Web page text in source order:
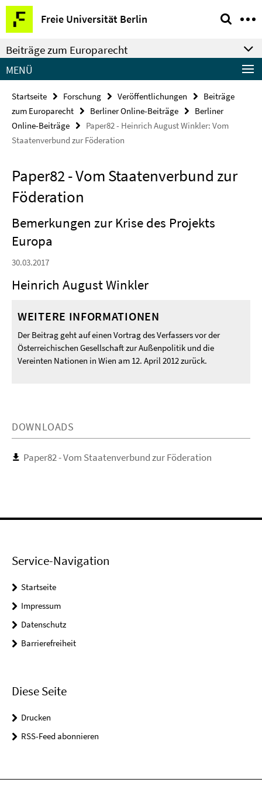
Springe
direkt
zu
Inhalt
Freie Universität Berlin
Service-
Navigation
Beiträge zum Europarecht
MENÜ
Startseite Forschung Veröffentlichungen
Beiträge
zum Europarecht
Berliner Online-Beiträge
Berliner
Online-Beiträge
Paper82 - Heinrich August Winkler: Vom
Staatenverbund zur Föderation
Paper82 - Vom Staatenverbund zur
Föderation
Bemerkungen zur Krise des Projekts
Europa
30.03.2017
Heinrich August Winkler
WEITERE INFORMATIONEN
Der Beitrag geht auf einen Vortrag des Verfassers vor der
Österreichischen Gesellschaft zur Außenpolitik und die
Vereinten Nationen in Wien am 12. April 2012 zurück.
DOWNLOADS
Paper82 - Vom Staatenverbund zur Föderation
Service-Navigation
Startseite
Impressum
Datenschutz
Barrierefreiheit
Diese Seite
Drucken
RSS-Feed abonnieren